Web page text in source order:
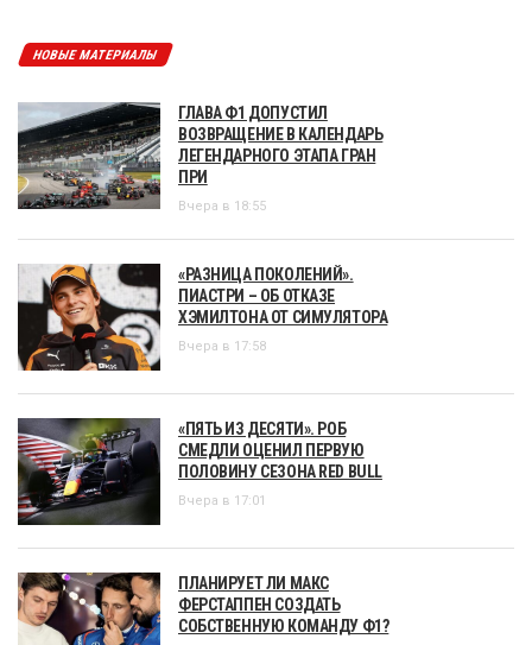
НОВЫЕ МАТЕРИАЛЫ
ГЛАВА Ф1 ДОПУСТИЛ
ВОЗВРАЩЕНИЕ В КАЛЕНДАРЬ
ЛЕГЕНДАРНОГО ЭТАПА ГРАН
ПРИ
Вчера в 18:55
«РАЗНИЦА ПОКОЛЕНИЙ».
ПИАСТРИ – ОБ ОТКАЗЕ
ХЭМИЛТОНА ОТ СИМУЛЯТОРА
Вчера в 17:58
«ПЯТЬ ИЗ ДЕСЯТИ». РОБ
СМЕДЛИ ОЦЕНИЛ ПЕРВУЮ
ПОЛОВИНУ СЕЗОНА RED BULL
Вчера в 17:01
ПЛАНИРУЕТ ЛИ МАКС
ФЕРСТАППЕН СОЗДАТЬ
СОБСТВЕННУЮ КОМАНДУ Ф1?